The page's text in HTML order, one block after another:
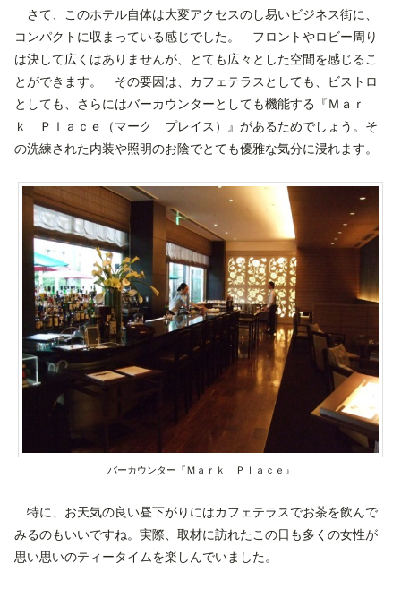
さて、このホテル自体は大変アクセスのし易いビジネス街に、
コンパクトに収まっている感じでした。 フロントやロビー周り
は決して広くはありませんが、とても広々とした空間を感じるこ
とができます。 その要因は、カフェテラスとしても、ビストロ
としても、さらにはバーカウンターとしても機能する『Ｍａｒ
ｋ Ｐｌａｃｅ（マーク プレイス）』があるためでしょう。そ
の洗練された内装や照明のお陰でとても優雅な気分に浸れます。
バーカウンター『Ｍａｒｋ Ｐｌａｃｅ』
特に、お天気の良い昼下がりにはカフェテラスでお茶を飲んで
みるのもいいですね。実際、取材に訪れたこの日も多くの女性が
思い思いのティータイムを楽しんでいました。